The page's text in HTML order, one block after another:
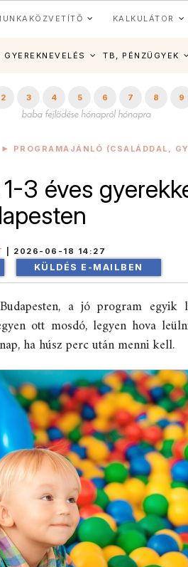
KALKULÁTOR
GYEREKNEVELÉS TB, PÉNZÜGYEK
2 3 4 5 6 7 8 9
PROGRAMAJÁNLÓ (CSALÁDDAL,
3 éves
2026-06-18 14:27
KÜLDÉS E-MAILBEN
a jó program egyik
ott mosdó, legyen hova
ha húsz perc után menni kell.